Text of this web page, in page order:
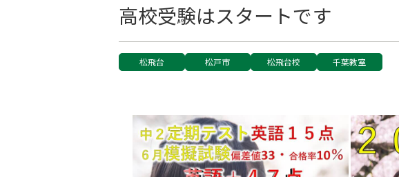
高校受験はスタートです
松飛台 松戸市 松飛台校 千葉教室